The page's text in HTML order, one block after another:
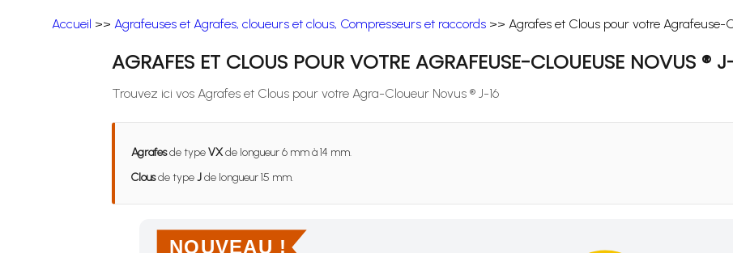
Accueil >> Agrafeuses et Agrafes, cloueurs et clous, Compresseurs et raccords>> Agrafes et Clous pour votre Agrafeuse-
AGRAFES ET CLOUS POUR VOTRE AGRAFEUSE-CLOUEUSE NOVUS ®
Trouvez ici vos Agrafes et Clous pour votre Agra-Cloueur Novus ® J-16
Agrafesde typeVXde longueur 6 mm à 14 mm.
Clousde typeJde longueur 15 mm.
NOUVEAU !